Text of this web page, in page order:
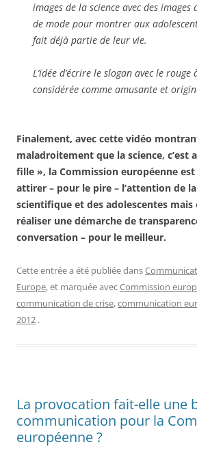
images de la science avec des images
de mode pour montrer aux
fait déjà partie de leur vie.
L’idée d’écrire le slogan avec le rouge
considérée comme amusante et
Finalement, avec cette vidéo
maladroitement que la science, c’est
fille », la Commission européenne
attirer – pour le pire – l’attention de
scientifique et des adolescentes mais
réaliser une démarche de
conversation – pour le meilleur.
Cette entrée a été publiée dans
Europe, et marquée avecCommission
communication de crise,communication
2012 .
La provocation fait-elle une
communication pour la
européenne ?